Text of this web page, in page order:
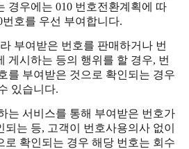
경우에는 010 번호전환계획에 따
호를 우선 부여합니다.
부여받은 번호를 판매하거나 번
게시하는 등의 행위를 할 경우, 번
를 부여받은 것으로 확인되는 경우
있습니다.
는 서비스를 통해 부여받은 번호가
는 등, 고객이 번호사용의사 없이
로 확인되는 경우 해당 번호는 회수